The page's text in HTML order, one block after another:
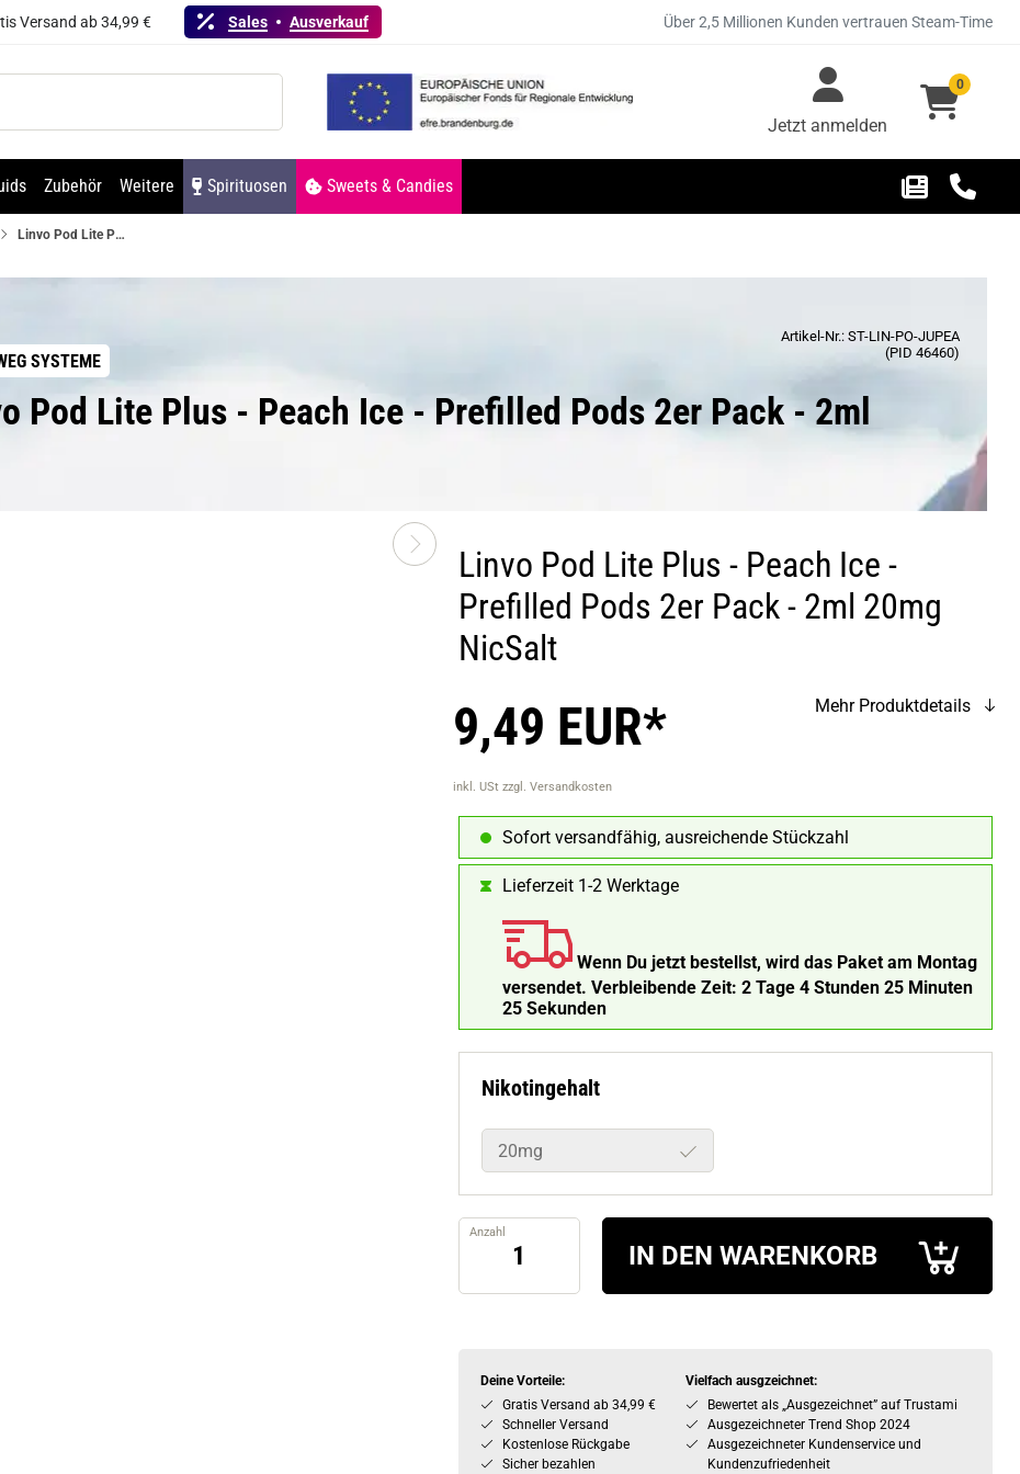
Versand ab 34,99 € Sales Ausverkauf Über 2,5 Millionen Kunden vertrauen Steam-Time
Jetzt anmelden
0
Zubehör Weitere Spirituosen Sweets & Candies
Linvo Pod Lite Plus - Peach Ice - Prefilled Pods 2er Pack - 2ml 20mg NicSalt
SYSTEME
Artikel-Nr.: ST-LIN-PO-JUPEA
(PID 46460)
Pod Lite Plus - Peach Ice - Prefilled Pods 2er Pack - 2ml
Linvo Pod Lite Plus - Peach Ice -
Prefilled Pods 2er Pack - 2ml 20mg
NicSalt
9,49 EUR*
inkl. USt zzgl. Versandkosten
Mehr Produktdetails
Sofort versandfähig, ausreichende Stückzahl
Lieferzeit 1-2 Werktage
Wenn Du jetzt bestellst, wird das Paket am Montag
versendet. Verbleibende Zeit: 2 Tage 4 Stunden 25 Minuten
24 Sekunden
Nikotingehalt
20mg
Anzahl
IN DEN WARENKORB
Deine Vorteile:
Gratis Versand ab 34,99 €
Schneller Versand
Kostenlose Rückgabe
Sicher bezahlen
Vielfach ausgzeichnet:
Bewertet als „Ausgezeichnet” auf Trustami
Ausgezeichneter Trend Shop 2024
Ausgezeichneter Kundenservice und
Kundenzufriedenheit